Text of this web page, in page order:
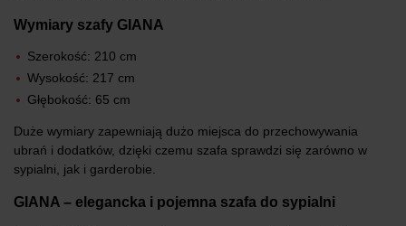
Wymiary szafy GIANA
Szerokość: 210 cm
Wysokość: 217 cm
Głębokość: 65 cm
Duże wymiary zapewniają dużo miejsca do przechowywania
ubrań i dodatków, dzięki czemu szafa sprawdzi się zarówno w
sypialni, jak i garderobie.
GIANA – elegancka i pojemna szafa do sypialni